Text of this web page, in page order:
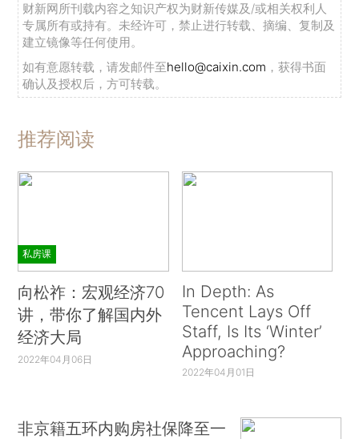
财新网所刊载内容之知识产权为财新传媒及/或相关权利人
专属所有或持有。未经许可，禁止进行转载、摘编、复制及
建立镜像等任何使用。
如有意愿转载，请发邮件至hello@caixin.com ，获得书面
确认及授权后，方可转载。
推荐阅读
私房课
向松祚：宏观经济70
讲，带你了解国内外
经济大局
2022年04月06日
In Depth: As
Tencent Lays Off
Staff, Is Its ‘Winter’
Approaching?
2022年04月01日
非京籍五环内购房社保降至一